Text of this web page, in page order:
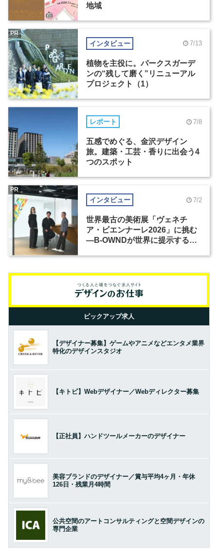
地域
インタビュー 7/13
植物を主役に。パークスガーデ
ンの“残して磨く”リニューアル
プロジェクト（1）
PR
レポート 7/8
五感でめぐる、金沢デザイン
旅。建築・工芸・香りに出会う4
つのスポット
インタビュー 7/2
世界最古の美術展「ヴェネチ
ア・ビエンナーレ2026」に挑む
―B-OWNDが世界に提示する美
PR
ピックアップ求人
【デザイナー募集】ゲームやアニメなどエンタメ業界
特化のデザインスタジオ
【キトビ】Webデザイナー／Webディレクター募集
【正社員】ハンドツールメーカーのデザイナー
美容ブランドのデザイナー／賞与平均4ヶ月・年休
126日・残業月4時間
公共空間のアートコンサルティングと空間デザインの
専門企業